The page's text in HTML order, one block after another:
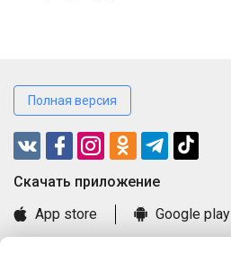
Полная версия
Cкачать приложение
App store
Google play